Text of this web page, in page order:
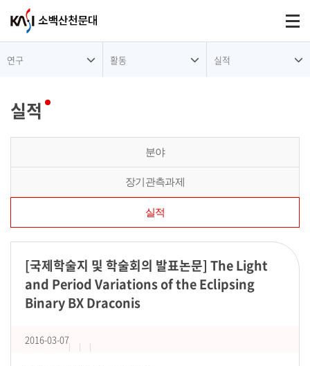
연구
활동 실적
실적
분야
장기관측과제
실적
[국제학술지 및 학술회의 발표논문] The Light
and Period Variations of the Eclipsing
Binary BX Draconis
2016-03-07